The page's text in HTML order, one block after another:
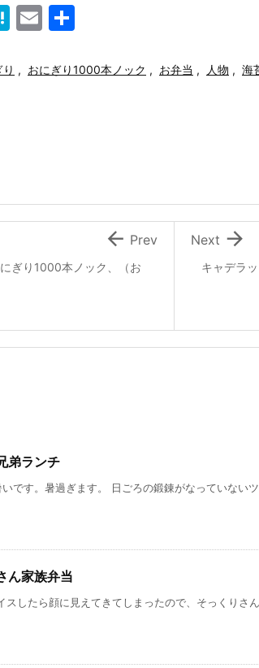
H
e
E
ai
, おにぎり1000本ノック , お弁当 , 人物 , 海
キャデラ

Next
ぎり1000本ノック、（お
 Prev
弟ランチ
です。暑過ぎます。 日ごろの鍛錬がなっていない
ん家族弁当
スしたら顔に見えてきてしまったので、そっくりさ